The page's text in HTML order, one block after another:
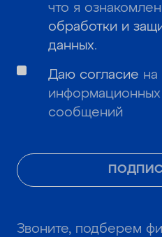
что я
обработки и
данных.
Даю согласие на
сообщений
Звоните, подберем